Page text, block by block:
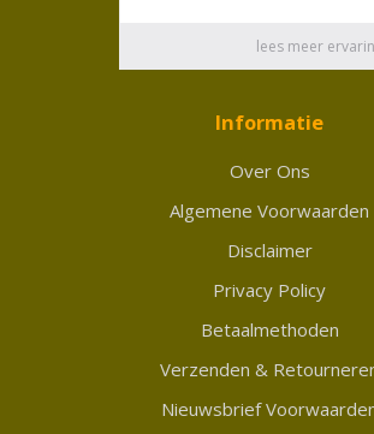
Informatie
Over Ons
Algemene Voorwaarden
Disclaimer
Privacy Policy
Betaalmethoden
Verzenden &
Nieuwsbrief